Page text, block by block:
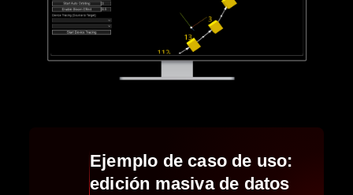
Ejemplo de caso de uso:
edición masiva de datos